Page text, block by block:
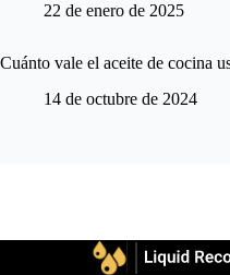
22 de enero de 2025
Cuánto vale el aceite de cocina
14 de octubre de 2024